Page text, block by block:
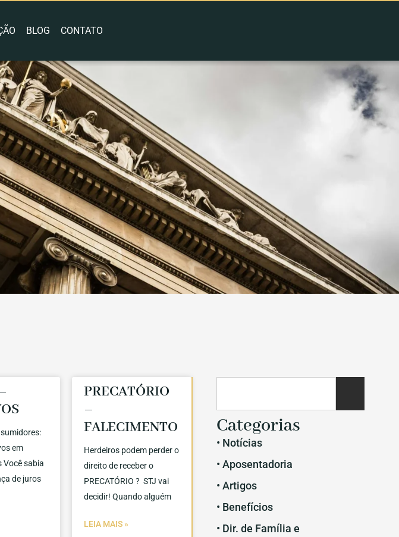
BLOG CONTATO
em
Você sabia
de juros
PRECATÓRIO
–
FALECIMENTO
Herdeiros podem perder o
direito de receber o
PRECATÓRIO ? STJ vai
decidir! Quando alguém
LEIA MAIS »
Categorias
• Notícias
• Aposentadoria
• Artigos
• Benefícios
• Dir. de Família e